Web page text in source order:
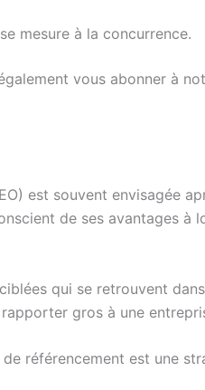
mesure à la concurrence.
vous abonner à
est souvent envisagée
de ses avantages à
qui se retrouvent
gros à une
référencement est une